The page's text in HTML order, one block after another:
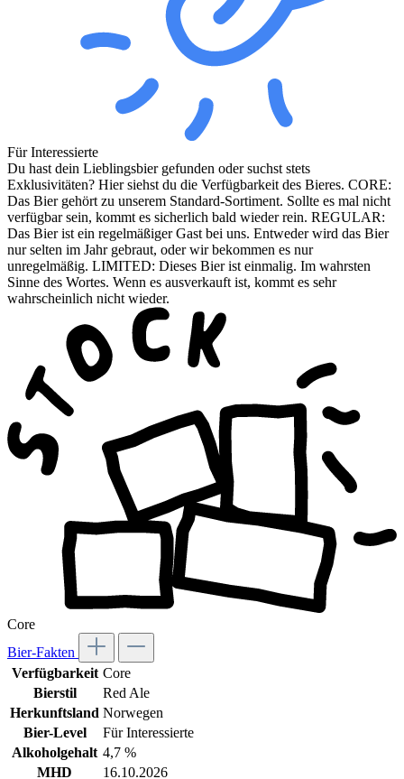
Für Interessierte
Du hast dein Lieblingsbier gefunden oder suchst stets
Exklusivitäten? Hier siehst du die Verfügbarkeit des Bieres. CORE:
Das Bier gehört zu unserem Standard-Sortiment. Sollte es mal nicht
verfügbar sein, kommt es sicherlich bald wieder rein. REGULAR:
Das Bier ist ein regelmäßiger Gast bei uns. Entweder wird das Bier
nur selten im Jahr gebraut, oder wir bekommen es nur
unregelmäßig. LIMITED: Dieses Bier ist einmalig. Im wahrsten
Sinne des Wortes. Wenn es ausverkauft ist, kommt es sehr
wahrscheinlich nicht wieder.
Core
Bier-Fakten
Verfügbarkeit Core
Bierstil
Red Ale
Herkunftsland Norwegen
Bier-Level
Für Interessierte
Alkoholgehalt 4,7 %
MHD
16.10.2026